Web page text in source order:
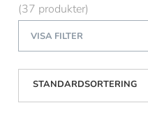
(37 produkter)
VISA FILTER
STANDARDSORTERING